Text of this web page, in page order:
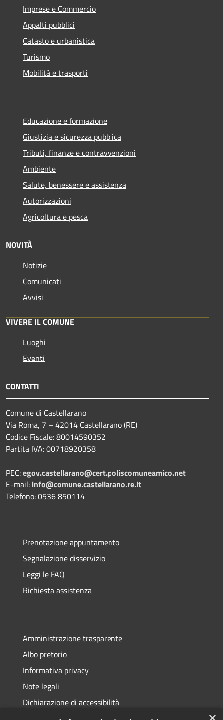
Imprese e Commercio
Appalti pubblici
Catasto e urbanistica
Turismo
Mobilità e trasporti
Educazione e formazione
Giustizia e sicurezza pubblica
Tributi, finanze e contravvenzioni
Ambiente
Salute, benessere e assistenza
Autorizzazioni
Agricoltura e pesca
NOVITÀ
Notizie
Comunicati
Avvisi
VIVERE IL COMUNE
Luoghi
Eventi
CONTATTI
Comune di Castellarano
Via Roma, 7 – 42014 Castellarano (RE)
Codice Fiscale: 80014590352
Partita IVA: 00718920358
PEC:egov.castellarano@cert.poliscomuneamico.net
E-mail: info@comune.castellarano.re.it
Telefono: 0536 850114
Prenotazione appuntamento
Segnalazione disservizio
Leggi le FAQ
Richiesta assistenza
Amministrazione trasparente
Albo pretorio
Informativa privacy
Note legali
Dichiarazione di accessibilità